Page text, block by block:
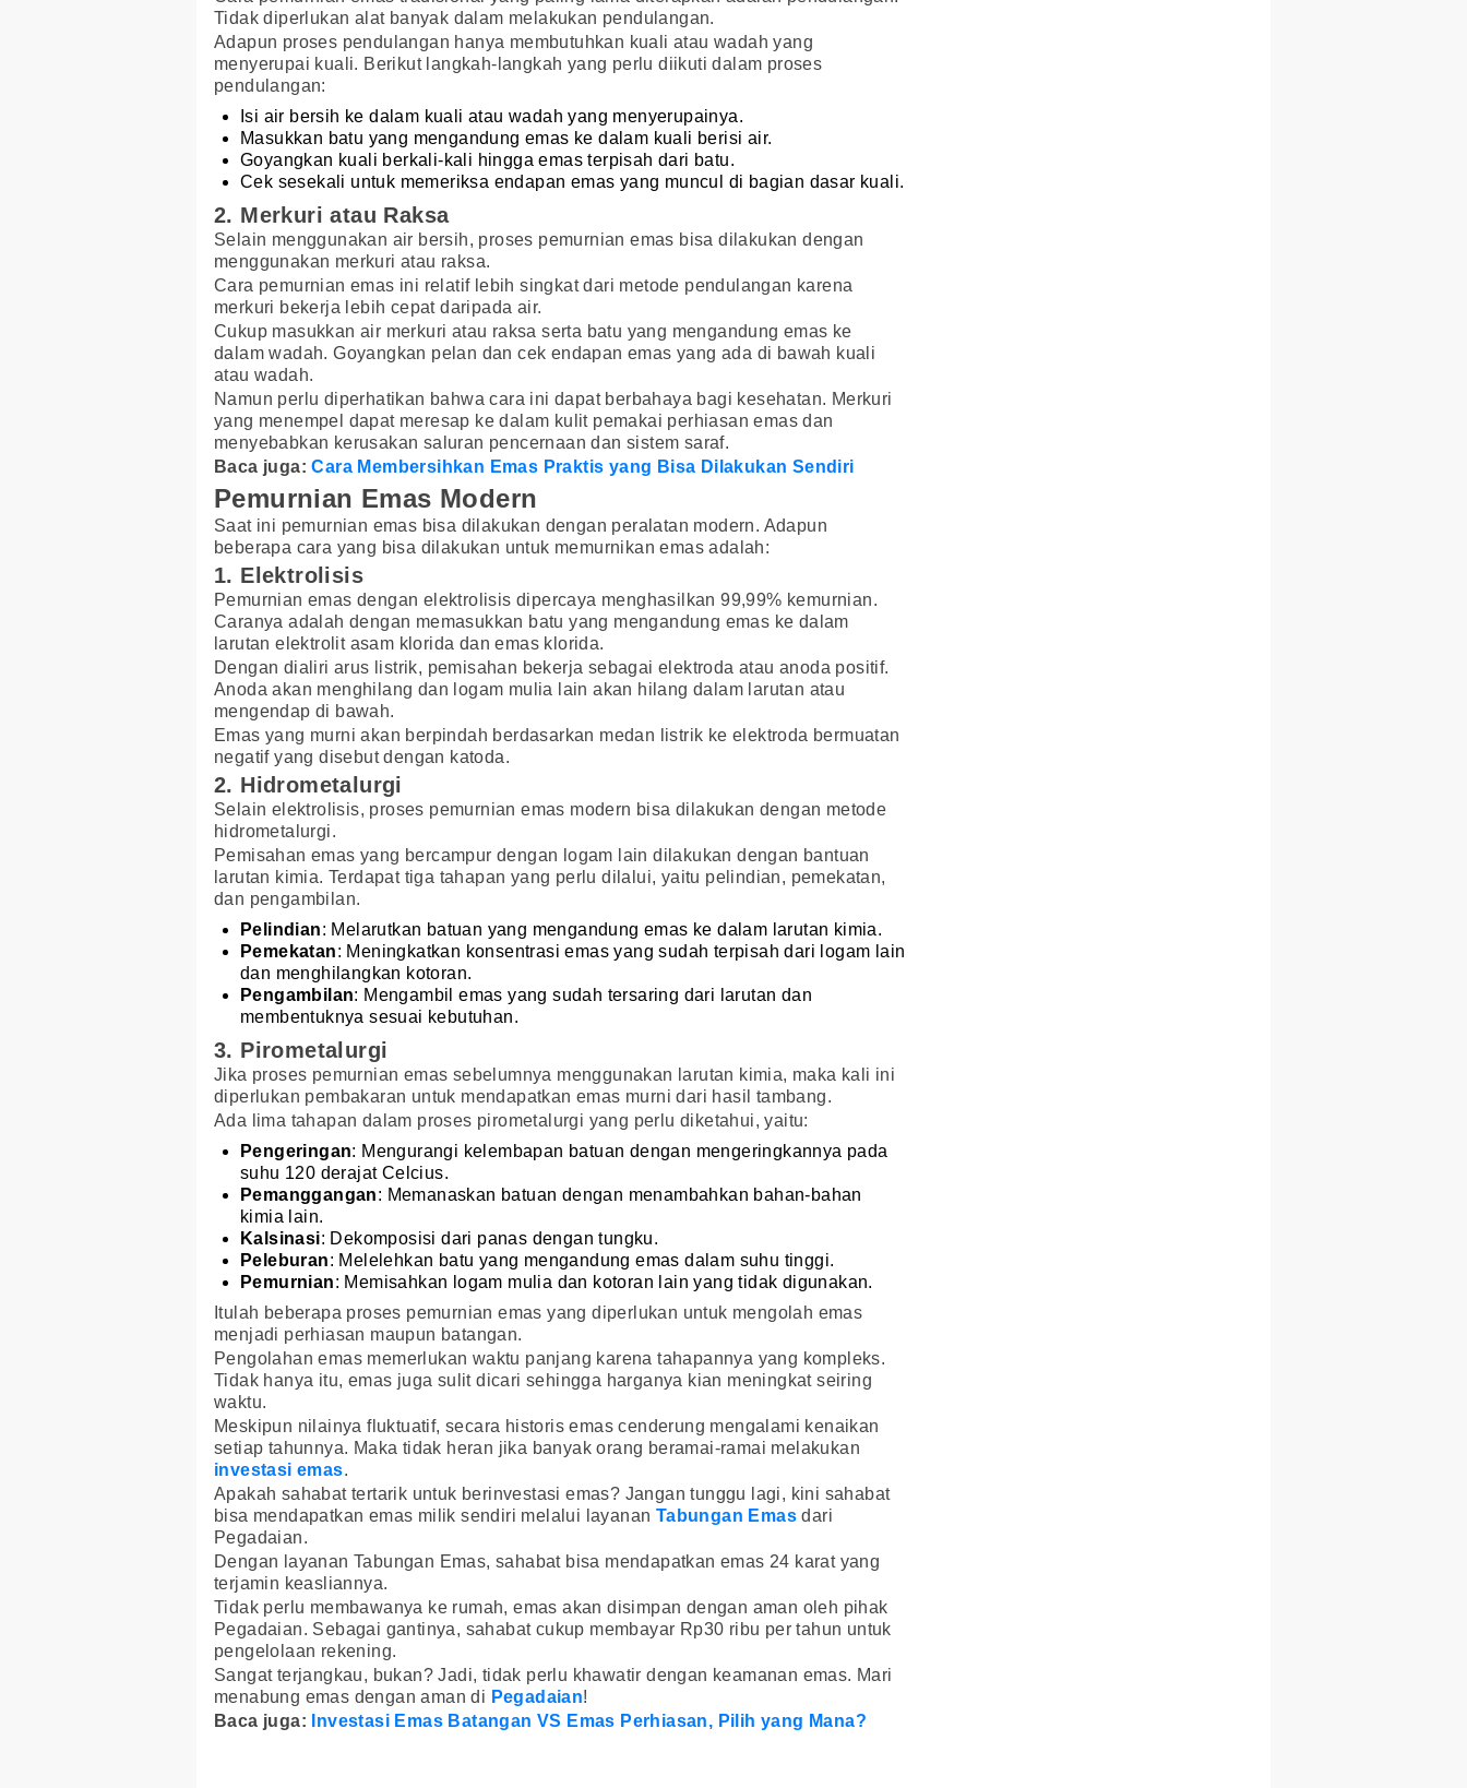
Tidak diperlukan alat banyak dalam melakukan pendulangan.
Adapun proses pendulangan hanya membutuhkan kuali atau wadah yang
menyerupai kuali. Berikut langkah-langkah yang perlu diikuti dalam proses
pendulangan:
Isi air bersih ke dalam kuali atau wadah yang menyerupainya.
Masukkan batu yang mengandung emas ke dalam kuali berisi air.
Goyangkan kuali berkali-kali hingga emas terpisah dari batu.
Cek sesekali untuk memeriksa endapan emas yang muncul di bagian dasar kuali.
2. Merkuri atau Raksa
Selain menggunakan air bersih, proses pemurnian emas bisa dilakukan dengan
menggunakan merkuri atau raksa.
Cara pemurnian emas ini relatif lebih singkat dari metode pendulangan karena
merkuri bekerja lebih cepat daripada air.
Cukup masukkan air merkuri atau raksa serta batu yang mengandung emas ke
dalam wadah. Goyangkan pelan dan cek endapan emas yang ada di bawah kuali
atau wadah.
Namun perlu diperhatikan bahwa cara ini dapat berbahaya bagi kesehatan. Merkuri
yang menempel dapat meresap ke dalam kulit pemakai perhiasan emas dan
menyebabkan kerusakan saluran pencernaan dan sistem saraf.
Baca juga:Cara Membersihkan Emas Praktis yang Bisa Dilakukan Sendiri
Pemurnian Emas Modern
Saat ini pemurnian emas bisa dilakukan dengan peralatan modern. Adapun
beberapa cara yang bisa dilakukan untuk memurnikan emas adalah:
1. Elektrolisis
Pemurnian emas dengan elektrolisis dipercaya menghasilkan 99,99% kemurnian.
Caranya adalah dengan memasukkan batu yang mengandung emas ke dalam
larutan elektrolit asam klorida dan emas klorida.
Dengan dialiri arus listrik, pemisahan bekerja sebagai elektroda atau anoda positif.
Anoda akan menghilang dan logam mulia lain akan hilang dalam larutan atau
mengendap di bawah.
Emas yang murni akan berpindah berdasarkan medan listrik ke elektroda bermuatan
negatif yang disebut dengan katoda.
2. Hidrometalurgi
Selain elektrolisis, proses pemurnian emas modern bisa dilakukan dengan metode
hidrometalurgi.
Pemisahan emas yang bercampur dengan logam lain dilakukan dengan bantuan
larutan kimia. Terdapat tiga tahapan yang perlu dilalui, yaitu pelindian, pemekatan,
dan pengambilan.
Pelindian: Melarutkan batuan yang mengandung emas ke dalam larutan kimia.
Pemekatan: Meningkatkan konsentrasi emas yang sudah terpisah dari logam lain
dan menghilangkan kotoran.
Pengambilan: Mengambil emas yang sudah tersaring dari larutan dan
membentuknya sesuai kebutuhan.
3. Pirometalurgi
Jika proses pemurnian emas sebelumnya menggunakan larutan kimia, maka kali ini
diperlukan pembakaran untuk mendapatkan emas murni dari hasil tambang.
Ada lima tahapan dalam proses pirometalurgi yang perlu diketahui, yaitu:
Pengeringan: Mengurangi kelembapan batuan dengan mengeringkannya pada
suhu 120 derajat Celcius.
Pemanggangan: Memanaskan batuan dengan menambahkan bahan-bahan
kimia lain.
Kalsinasi: Dekomposisi dari panas dengan tungku.
Peleburan: Melelehkan batu yang mengandung emas dalam suhu tinggi.
Pemurnian: Memisahkan logam mulia dan kotoran lain yang tidak digunakan.
Itulah beberapa proses pemurnian emas yang diperlukan untuk mengolah emas
menjadi perhiasan maupun batangan.
Pengolahan emas memerlukan waktu panjang karena tahapannya yang kompleks.
Tidak hanya itu, emas juga sulit dicari sehingga harganya kian meningkat seiring
waktu.
Meskipun nilainya fluktuatif, secara historis emas cenderung mengalami kenaikan
setiap tahunnya. Maka tidak heran jika banyak orang beramai-ramai melakukan
investasi emas.
Apakah sahabat tertarik untuk berinvestasi emas? Jangan tunggu lagi, kini sahabat
bisa mendapatkan emas milik sendiri melalui layanan Tabungan Emas dari
Pegadaian.
Dengan layanan Tabungan Emas, sahabat bisa mendapatkan emas 24 karat yang
terjamin keasliannya.
Tidak perlu membawanya ke rumah, emas akan disimpan dengan aman oleh pihak
Pegadaian. Sebagai gantinya, sahabat cukup membayar Rp30 ribu per tahun untuk
pengelolaan rekening.
Sangat terjangkau, bukan? Jadi, tidak perlu khawatir dengan keamanan emas. Mari
menabung emas dengan aman di Pegadaian!
Baca juga:
Investasi Emas Batangan VS Emas Perhiasan, Pilih yang Mana?